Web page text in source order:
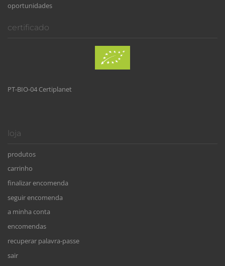
oportunidades
certificado
PT-BIO-04 Certiplanet
loja
produtos
carrinho
finalizar encomenda
seguir encomenda
a minha conta
encomendas
recuperar palavra-passe
sair